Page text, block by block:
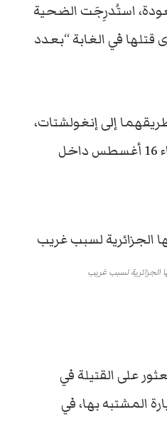
استُدرِجَت الضحية
قتلها في الغابة “بعدد
إلى إنغولشتات،
حيث عُثر على الجثة مساء 16 أغسطس داخل
الجزائرية لسبب غريب
على القتيلة في
المشتبه بها، في